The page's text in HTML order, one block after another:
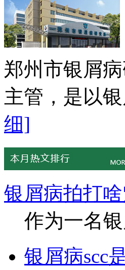
郑州市银屑
主管，是以
细]
银屑病拍打
作为一名
银屑病scc